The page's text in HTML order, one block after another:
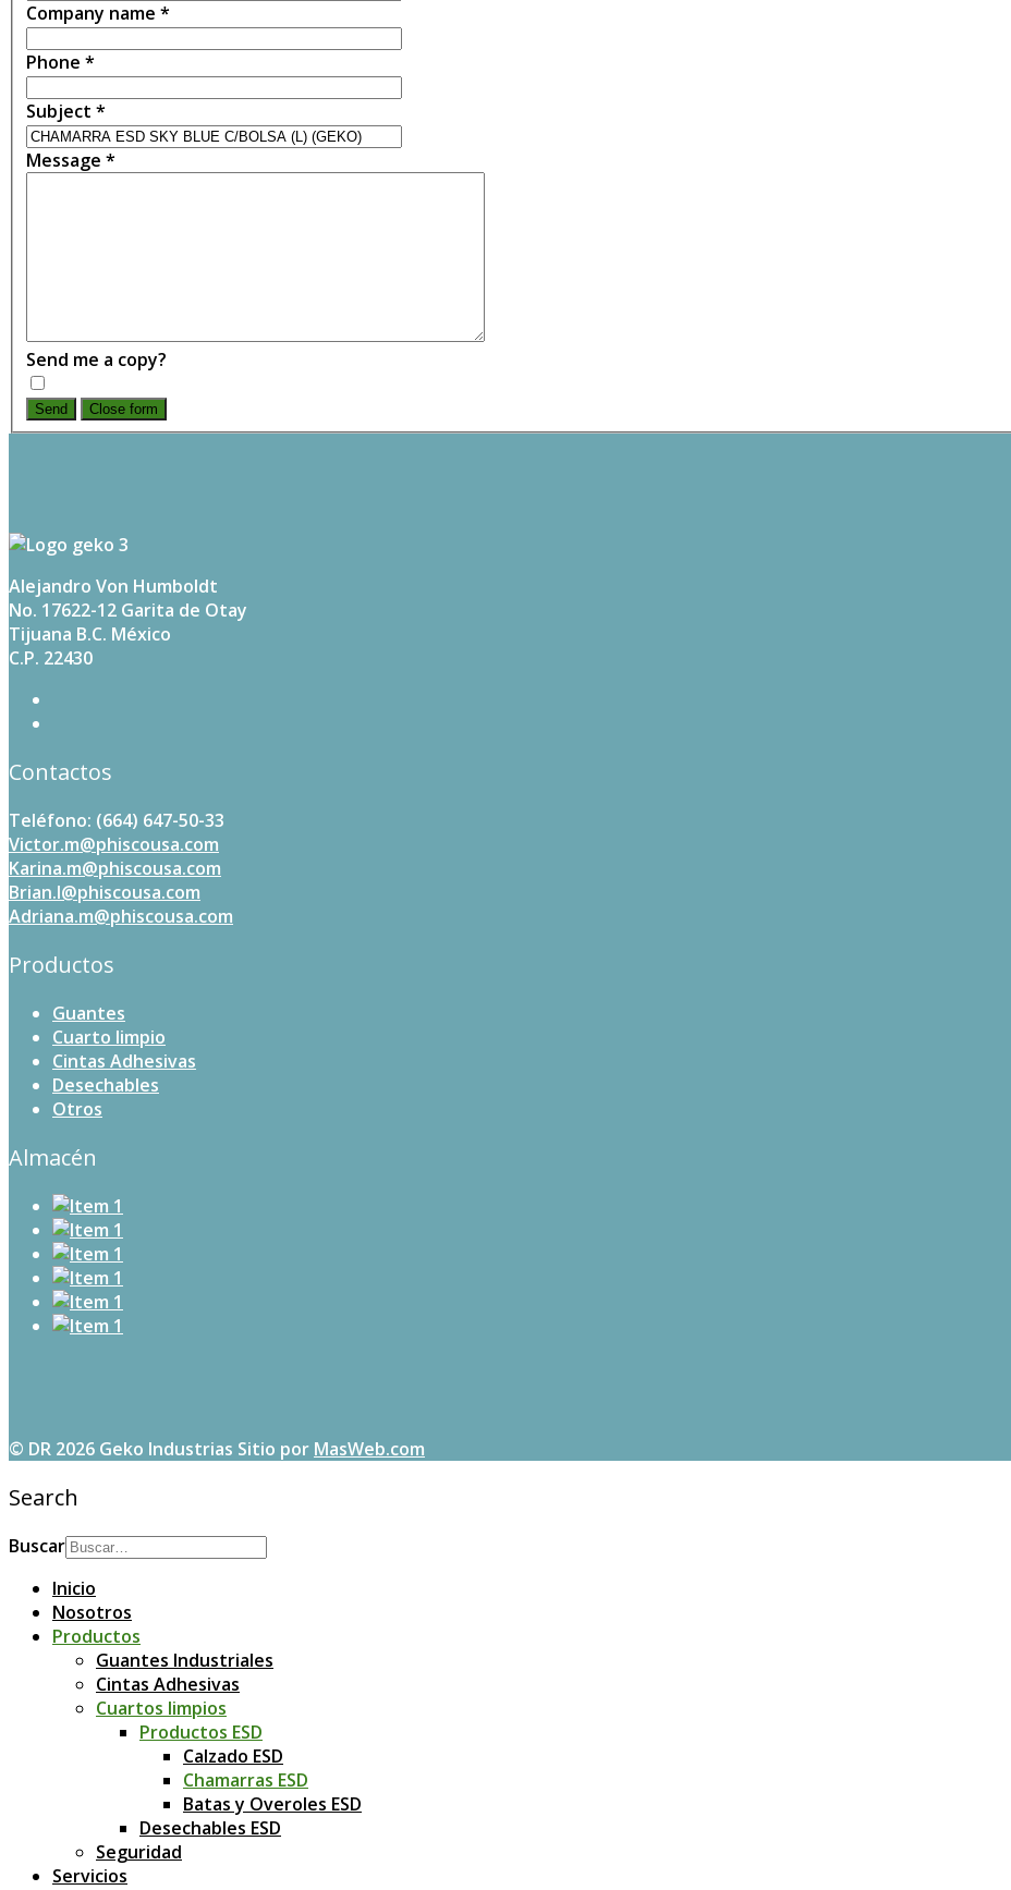
Company name *
Phone *
Subject *
Message *
Send me a copy?
Send Close form
Alejandro Von Humboldt
No. 17622-12 Garita de Otay
Tijuana B.C. México
C.P. 22430
Contactos
Teléfono: (664) 647-50-33
Victor.m@phiscousa.com
Karina.m@phiscousa.com
Brian.l@phiscousa.com
Adriana.m@phiscousa.com
Productos
Guantes
Cuarto limpio
Cintas Adhesivas
Desechables
Otros
Almacén
© DR 2026 Geko Industrias Sitio por MasWeb.com
Search
Buscar
Inicio
Nosotros
Productos
Guantes Industriales
Cintas Adhesivas
Cuartos limpios
Productos ESD
Calzado ESD
Chamarras ESD
Batas y Overoles ESD
Desechables ESD
Seguridad
Servicios